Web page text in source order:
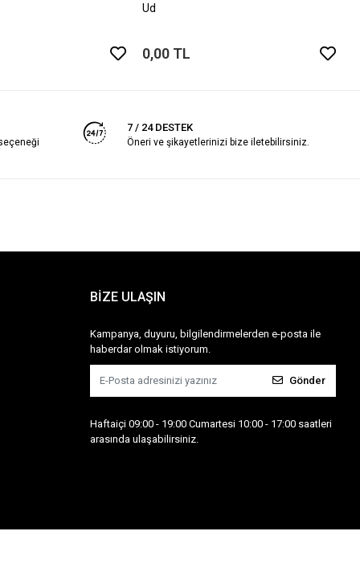
Ud
0,00 TL
7 / 24 DESTEK
Öneri ve şikayetlerinizi bize iletebilirsiniz.
BİZE ULAŞIN
Kampanya, duyuru, bilgilendirmelerden e-posta ile
haberdar olmak istiyorum.
Gönder
Haftaiçi 09:00 - 19:00 Cumartesi 10:00 - 17:00 saatleri
arasında ulaşabilirsiniz.